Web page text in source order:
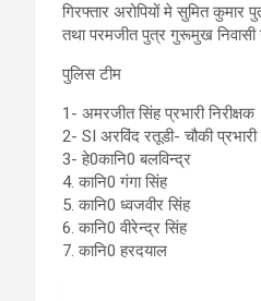
गिरफ्तार अरोपियों मे सुमित कुमार
तथा परमजीत पुत्र गुरूमुख निवासी
पुलिस टीम
1- अमरजीत सिंह प्रभारी निरीक्षक
2- SI अरविंद रतूडी- चौकी
3- हे0कानि0 बलविन्द्र
4. कानि0 गंगा सिंह
5. कानि0 ध्वजवीर सिंह
6. कानि0 वीरेन्द्र सिंह
7. कानि0 हरदयाल